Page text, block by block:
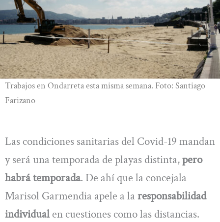
Trabajos en Ondarreta esta misma semana. Foto: Santiago
Farizano
Las condiciones sanitarias del Covid-19 mandan
y será una temporada de playas distinta,pero
habrá temporada. De ahí que la concejala
Marisol Garmendia apele a la responsabilidad
individual en cuestiones como las distancias.